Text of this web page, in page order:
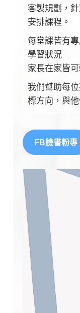
客製規劃，
安排課程。
每堂課皆有
學習狀況
家長在家皆
我們幫助每
標方向，與
FB臉書粉專